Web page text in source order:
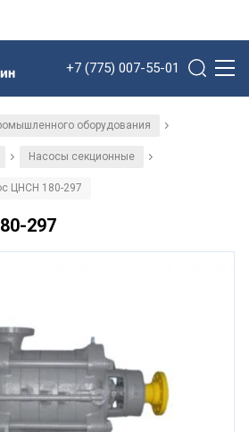
+7 (775) 007-55-01
оборудования /
/ Насосы секционные /
ЦНСН 180-297
297